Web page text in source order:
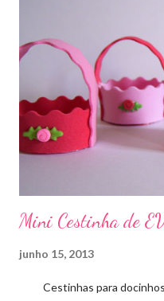
Mini Cestinha de
junho 15, 2013
Cestinhas para docinhos